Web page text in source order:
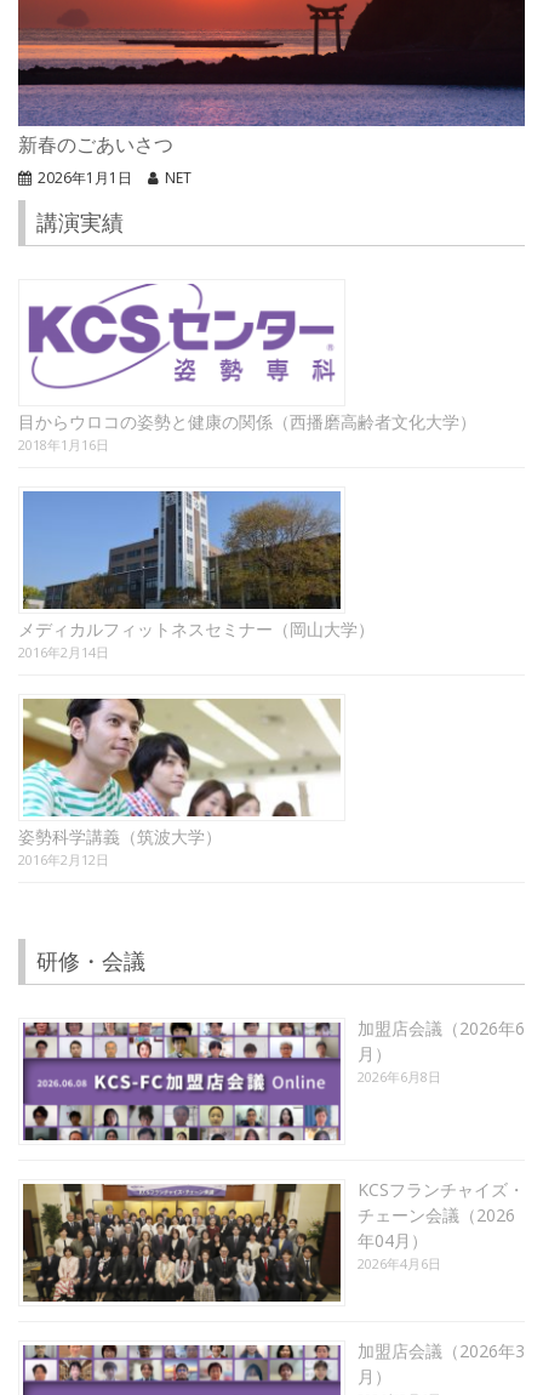
新春のごあいさつ
2026年1月1日 NET
講演実績
目からウロコの姿勢と健康の関係（西播磨高齢者文化大学）
2018年1月16日
メディカルフィットネスセミナー（岡山大学）
2016年2月14日
姿勢科学講義（筑波大学）
2016年2月12日
研修・会議
加盟店会議（2026年6
月）
2026年6月8日
KCSフランチャイズ・
チェーン会議（2026
年04月）
2026年4月6日
加盟店会議（2026年3
月）